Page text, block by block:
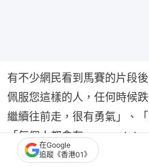
有不少網民看到馬賽的片段
佩服您這樣的人，任何時候
繼續往前走，很有勇氣」、
「每個人都會有 ups and
在Google
追蹤《香港01》